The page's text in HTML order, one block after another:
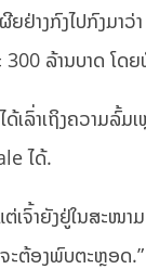
ຍຢ່າງກົງໄປກົງມ
300 ລ້ານບາດ ໂດ
ເລົ່າເຖິງຄວາມລົ້
ໄດ້.
ເຈົ້າຍັງຢູ່ໃນສະໜ
ຈະຕ້ອງພົບຕະຫຼອດ